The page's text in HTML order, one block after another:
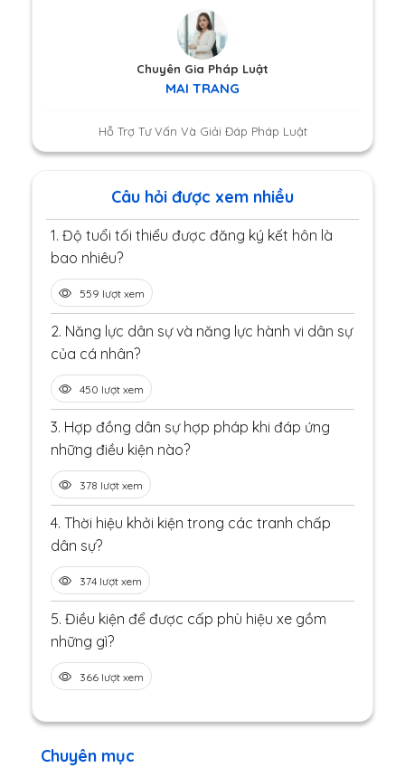
Chuyên mục
Chuyên Gia Pháp Luật
MAI TRANG
Hỗ Trợ Tư Vấn Và Giải Đáp Pháp Luật
Câu hỏi được xem nhiều
1. Độ tuổi tối thiểu được đăng ký kết hôn là
bao nhiêu?
559 lượt xem
2. Năng lực dân sự và năng lực hành vi dân sự
của cá nhân?
450 lượt xem
3. Hợp đồng dân sự hợp pháp khi đáp ứng
những điều kiện nào?
378 lượt xem
4. Thời hiệu khởi kiện trong các tranh chấp
dân sự?
374 lượt xem
5. Điều kiện để được cấp phù hiệu xe gồm
những gì?
366 lượt xem